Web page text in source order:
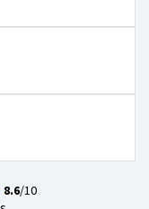
8.6/10